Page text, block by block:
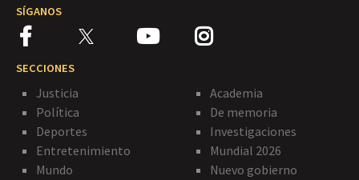
SÍGANOS
SECCIONES
Justicia
Política
Deportes
Entretenimiento
Mundo
Academia
De memoria
Investigaciones
Mundial 2026
Nuevo gobierno